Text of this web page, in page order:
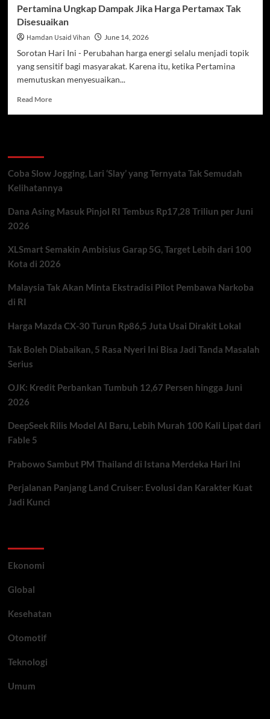
Pertamina Ungkap Dampak Jika Harga Pertamax Tak
Disesuaikan
Hamdan Usaid Vihan June 14, 2026
Sorotan Hari Ini - Perubahan harga energi selalu menjadi topik
yang sensitif bagi masyarakat. Karena itu, ketika Pertamina
memutuskan menyesuaikan...
Read MoreRead
Harga
Pertamax
Disesuaikan
Coba Slow Jogging, Lari ‘Slay’ yang Ternyata Tak Semudah
Kelihatannya
Dana Asing Masuk Pinjol RI Tembus Rp17,28 Triliun per Juni
2026
XLSmart Semakin Ambisius Garap 5G, Target Lebih dari 100
Kota di 2026
Malaysia Tak Akan Minta Ekstradisi Pilot Pembawa Narkoba
di RI
Harga Mazda CX-30 Turun Rp86,5 Juta Usai Dirakit Lokal
Tak Boleh Diabaikan, 5 Rasa Nyeri Ini Bisa Jadi Tanda Masalah
Serius
OJK: Kredit Perbankan Tumbuh 12,67 Persen hingga Juni
2026
DeepSeek Rilis Model AI Baru, Lebih Murah 100 Kali Lipat dari
Fable 5
Prabowo Sambut PM Thailand di Istana Merdeka Hari Ini
Perjalanan Panjang Land Cruiser: Evolusi dan Karakter Kuat
Jadi Kunci
Ekonomi
Global
Kesehatan
Otomotif
Teknologi
Umum